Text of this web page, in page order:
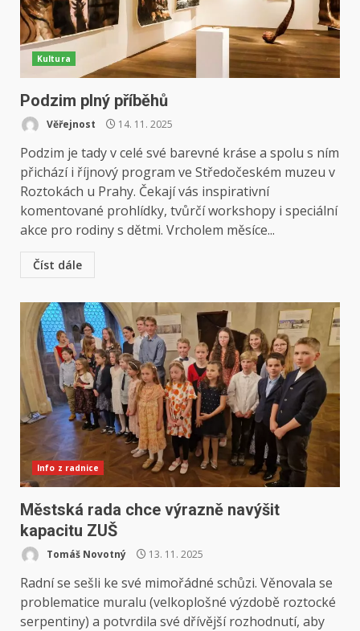
Kultura
Podzim plný příběhů
Věřejnost 14. 11. 2025
Podzim je tady v celé své barevné kráse a spolu s ním
přichází i říjnový program ve Středočeském muzeu v
Roztokách u Prahy. Čekají vás inspirativní
komentované prohlídky, tvůrčí workshopy i speciální
akce pro rodiny s dětmi. Vrcholem měsíce...
Číst dále
Info z radnice
Městská rada chce výrazně navýšit
kapacitu ZUŠ
Tomáš Novotný 13. 11. 2025
Radní se sešli ke své mimořádné schůzi. Věnovala se
problematice muralu (velkoplošné výzdobě roztocké
serpentiny) a potvrdila své dřívější rozhodnutí, aby